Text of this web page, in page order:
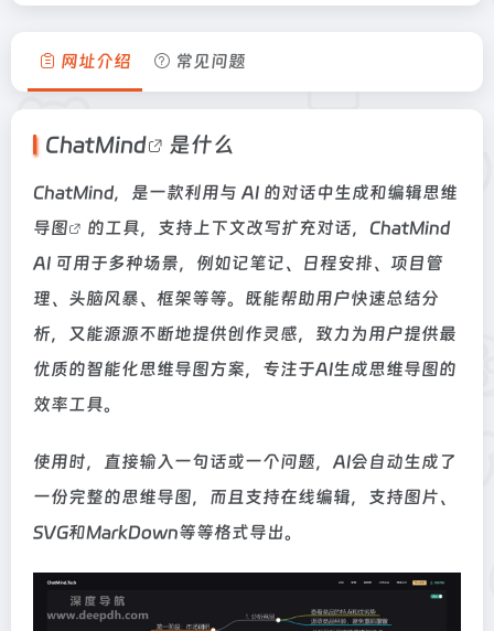
网址介绍 常见问题
ChatMind 是什么
ChatMind，是一款利用与 AI 的对话中生成和编辑思维
导图
的工具，支持上下文改写扩充对话，ChatMind
AI 可用于多种场景，例如记笔记、日程安排、项目管
理、头脑风暴、框架等等。既能帮助用户快速总结分
析，又能源源不断地提供创作灵感，致力为用户提供最
优质的智能化思维导图方案，专注于AI生成思维导图的
效率工具。
使用时，直接输入一句话或一个问题，AI会自动生成了
一份完整的思维导图，而且支持在线编辑，支持图片、
SVG和MarkDown等等格式导出。